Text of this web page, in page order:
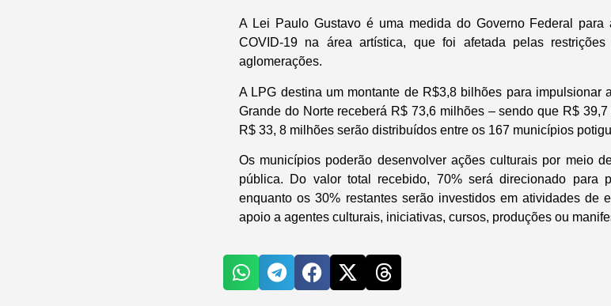
A Lei Paulo Gustavo é uma medida do Governo Federal
COVID-19 na área artística, que foi afetada pelas
aglomerações.
A LPG destina um montante de R$3,8 bilhões para impulsionar
Grande do Norte receberá R$ 73,6 milhões – sendo que R$
R$ 33, 8 milhões serão distribuídos entre os 167 municípios
Os municípios poderão desenvolver ações culturais por meio
pública. Do valor total recebido, 70% será direcionado para
enquanto os 30% restantes serão investidos em atividades de
apoio a agentes culturais, iniciativas, cursos, produções ou